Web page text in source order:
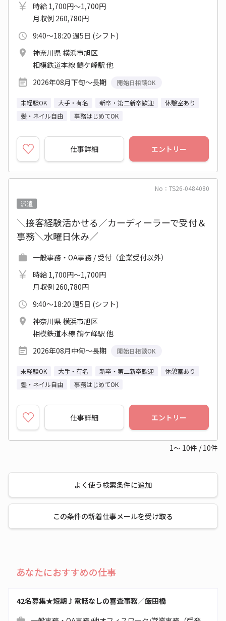
時給 1,700円～1,700円
月収例 260,780円
9:40～18:20 週5日 (シフト)
神奈川県 横浜市旭区
相模鉄道本線 鶴ケ峰駅 他
2026年08月下旬～長期
開始日相談OK
未経験OK 大手・有名 新卒・第二新卒歓迎
休憩室あり
髪・ネイル自由
事務はじめてOK
仕事詳細 エントリー
No：TS26-0484080
派遣
＼接客経験活かせる／カーディーラーで受付＆
事務＼水曜日休み／
一般事務・OA事務 / 受付（企業受付以外）
時給 1,700円～1,700円
月収例 260,780円
9:40～18:20 週5日 (シフト)
神奈川県 横浜市旭区
相模鉄道本線 鶴ケ峰駅 他
2026年08月中旬～長期
開始日相談OK
未経験OK 大手・有名 新卒・第二新卒歓迎
休憩室あり
髪・ネイル自由
事務はじめてOK
仕事詳細 エントリー
1～ 10件 / 10件
よく使う検索条件に追加
この条件の新着仕事メールを受け取る
あなたにおすすめの仕事
42名募集★短期♪電話なしの審査事務／飯田橋